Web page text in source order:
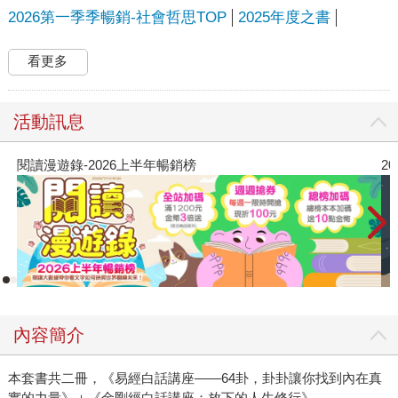
2026第一季季暢銷-社會哲思TOP 2025年度之書
看更多
活動訊息
閱讀漫遊錄-2026上半年暢銷榜
內容簡介
本套書共二冊，《易經白話講座——64卦，卦卦讓你找到內在真